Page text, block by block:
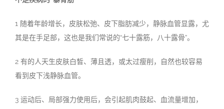
1 随着年龄增长，皮肤松弛、皮下脂肪减少，静脉血管显露，尤
其是在手足部，这也是我们常说的“七十露筋，八十露骨”。
2 有的人天生皮肤白皙、薄且透，或太过瘦削，自然也较容易
看到皮下浅静脉血管。
3 运动后、局部强力使用后，会引起肌肉鼓起、血流量增加，